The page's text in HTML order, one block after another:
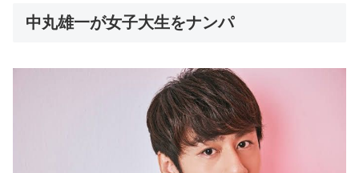
中丸雄一が女子大生をナンパ